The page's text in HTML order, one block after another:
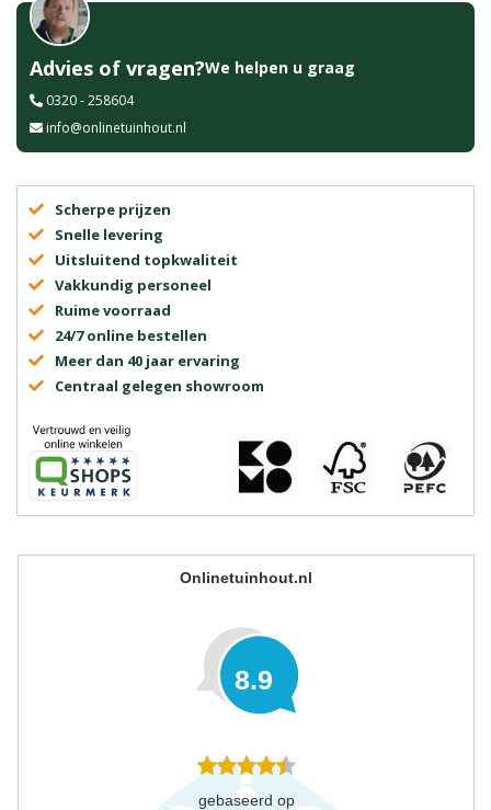
Advies of vragen?We helpen u graag
0320 - 258604
info@onlinetuinhout.nl
Scherpe prijzen
Snelle levering
Uitsluitend topkwaliteit
Vakkundig personeel
Ruime voorraad
24/7 online bestellen
Meer dan 40 jaar ervaring
Centraal gelegen showroom
Onlinetuinhout.nl
8.9
gebaseerd op